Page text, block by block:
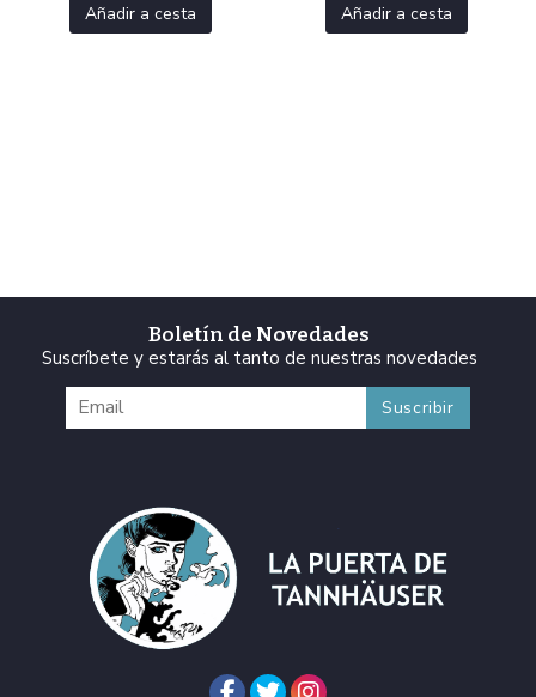
Añadir a cesta Añadir a cesta
Boletín de Novedades
Suscríbete y estarás al tanto de nuestras novedades